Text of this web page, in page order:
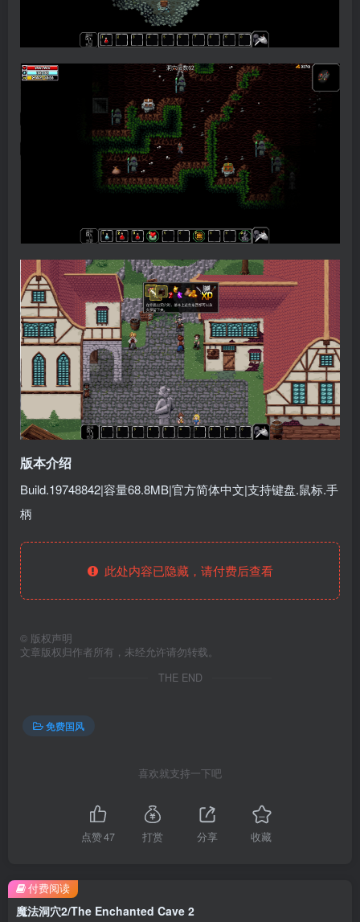
版本介绍
Build.19748842|容量68.8MB|官方简体中文|支持键盘.鼠标.手
柄
此处内容已隐藏，请付费后查看
© 版权声明
文章版权归作者所有，未经允许请勿转载。
THE END
免费国风
喜欢就支持一下吧
点赞47 打赏 分享 收藏
魔法洞穴2/The Enchanted Cave 2
付费阅读